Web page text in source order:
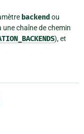
backend ou
chaîne de chemin
), et